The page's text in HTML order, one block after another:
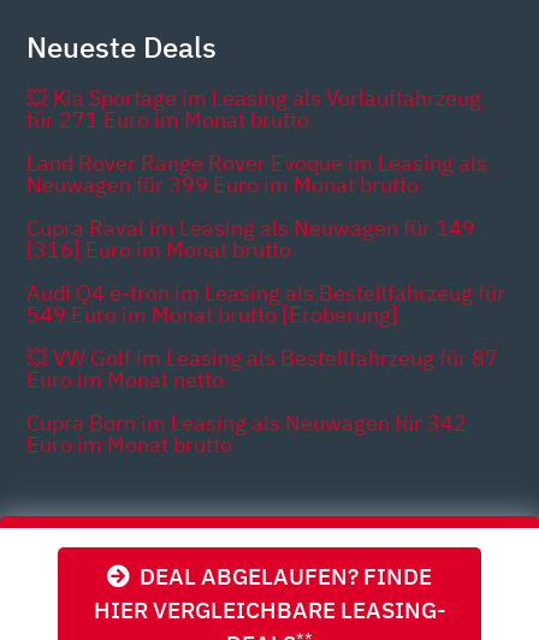
DEAL ABGELAUFEN? FINDE
HIER VERGLEICHBARE LEASING-
Neueste Deals
💥 Kia Sportage im Leasing als Vorlauffahrzeug
für 271 Euro im Monat brutto
Land Rover Range Rover Evoque im Leasing als
Neuwagen für 399 Euro im Monat brutto
Cupra Raval im Leasing als Neuwagen für 149
[316] Euro im Monat brutto
Audi Q4 e-tron im Leasing als Bestellfahrzeug für
549 Euro im Monat brutto [Eroberung]
💥 VW Golf im Leasing als Bestellfahrzeug für 87
Euro im Monat netto
Cupra Born im Leasing als Neuwagen für 342
Euro im Monat brutto